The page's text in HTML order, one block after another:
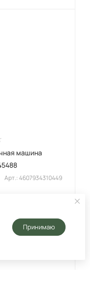
машина
Арт.: 4607934310449
Принимаю